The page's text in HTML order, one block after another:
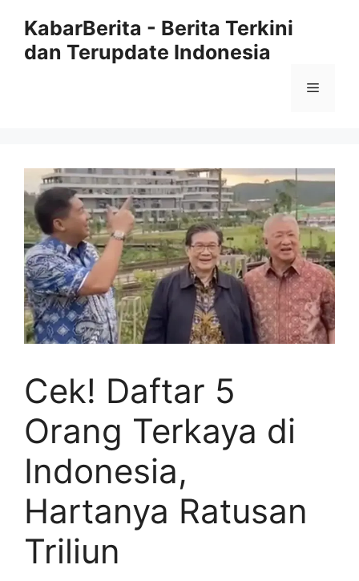
KabarBerita - Berita Terkini
dan Terupdate Indonesia
Menu
Cek! Daftar 5
Orang Terkaya di
Indonesia,
Hartanya Ratusan
Triliun